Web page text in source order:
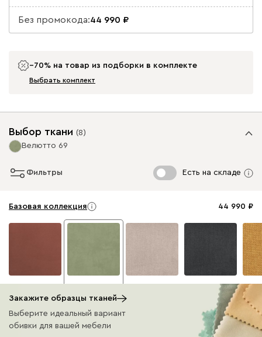
Без промокода:44 990
−70% на товар из подборки в комплекте
Выбрать комплект
Выбор ткани (8)
Велютто 69
Фильтры Есть на складе
Базовая коллекция 44 990
44 990
В наличии: 9 шт.
44 990
(Ivory)
Савана Графит
44 990
В наличии: 5 шт.
44
Закажите образцы тканей
Выберите идеальный вариант
обивки для вашей мебели